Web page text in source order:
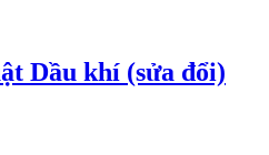
Dầu khí (sửa đổi)